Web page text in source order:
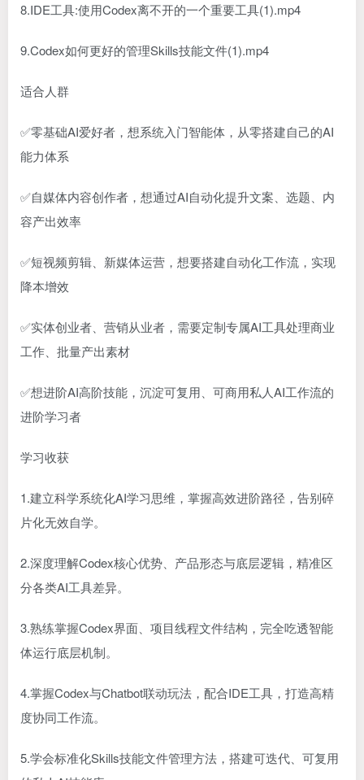
8.IDE工具:使用Codex离不开的一个重要工具(1).mp4
9.Codex如何更好的管理Skills技能文件(1).mp4
适合人群
✅零基础AI爱好者，想系统入门智能体，从零搭建自己的AI
能力体系
✅自媒体内容创作者，想通过AI自动化提升文案、选题、内
容产出效率
✅短视频剪辑、新媒体运营，想要搭建自动化工作流，实现
降本增效
✅实体创业者、营销从业者，需要定制专属AI工具处理商业
工作、批量产出素材
✅想进阶AI高阶技能，沉淀可复用、可商用私人AI工作流的
进阶学习者
学习收获
1.建立科学系统化AI学习思维，掌握高效进阶路径，告别碎
片化无效自学。
2.深度理解Codex核心优势、产品形态与底层逻辑，精准区
分各类AI工具差异。
3.熟练掌握Codex界面、项目线程文件结构，完全吃透智能
体运行底层机制。
4.掌握Codex与Chatbot联动玩法，配合IDE工具，打造高精
度协同工作流。
5.学会标准化Skills技能文件管理方法，搭建可迭代、可复用